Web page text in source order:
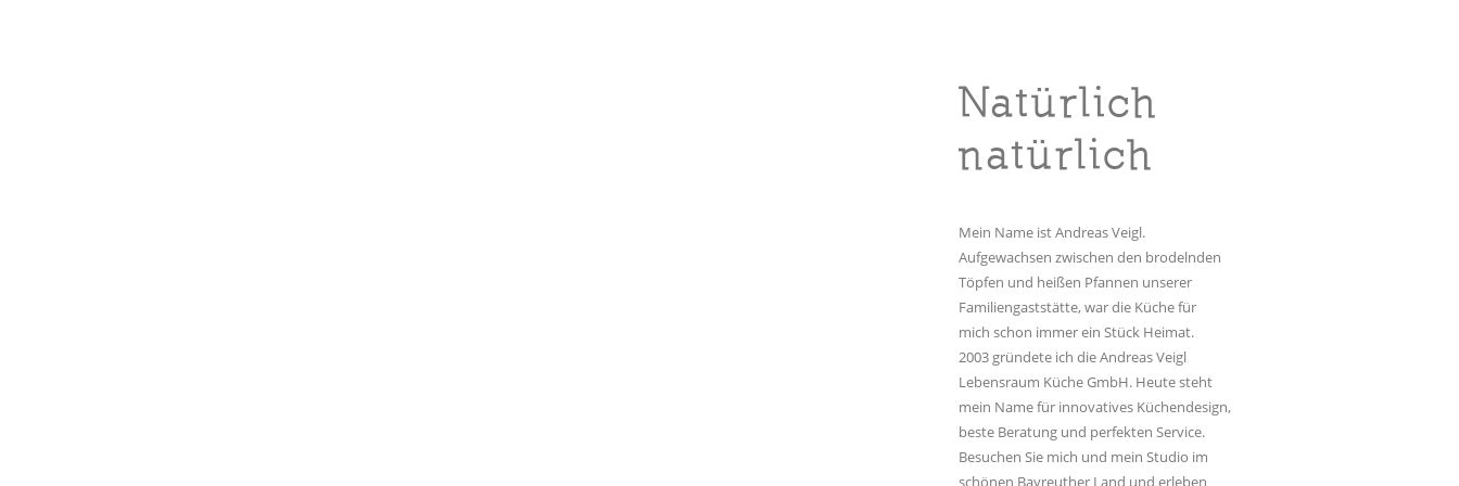
Natürlich
natürlich
Mein Name ist Andreas Veigl.
Aufgewachsen zwischen den brodelnden
Töpfen und heißen Pfannen unserer
Familiengaststätte, war die Küche für
mich schon immer ein Stück Heimat.
2003 gründete ich die Andreas Veigl
Lebensraum Küche GmbH. Heute steht
mein Name für innovatives Küchendesign,
beste Beratung und perfekten Service.
Besuchen Sie mich und mein Studio im
schönen Bayreuther Land und erleben